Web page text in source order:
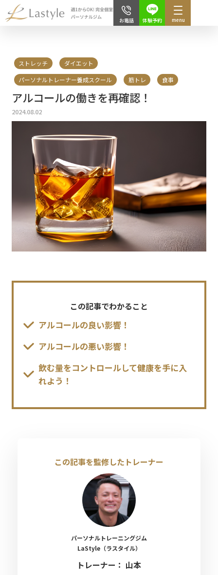
お電話 体験予約 menu
ストレッチ
ダイエット
パーソナルトレーナー養成スクール
筋トレ 食事
アルコールの働きを再確認！
2024.08.02
この記事でわかること
アルコールの良い影響！
アルコールの悪い影響！
飲む量をコントロールして健康を手に入
れよう！
この記事を監修したトレーナー
パーソナルトレーニングジム
LaStyle（ラスタイル）
トレーナー： 山本